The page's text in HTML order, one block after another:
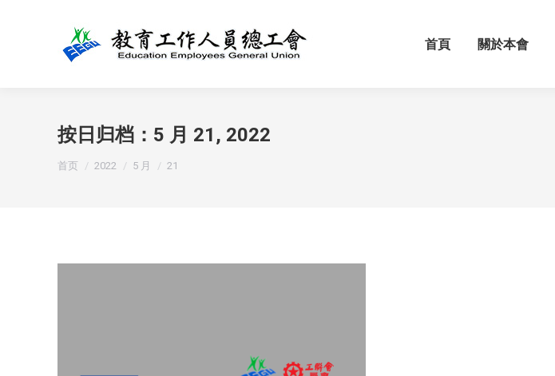
首頁 關於本會
按日归档： 5 月 21, 2022
您在这里：
首页 2022 5 月 21